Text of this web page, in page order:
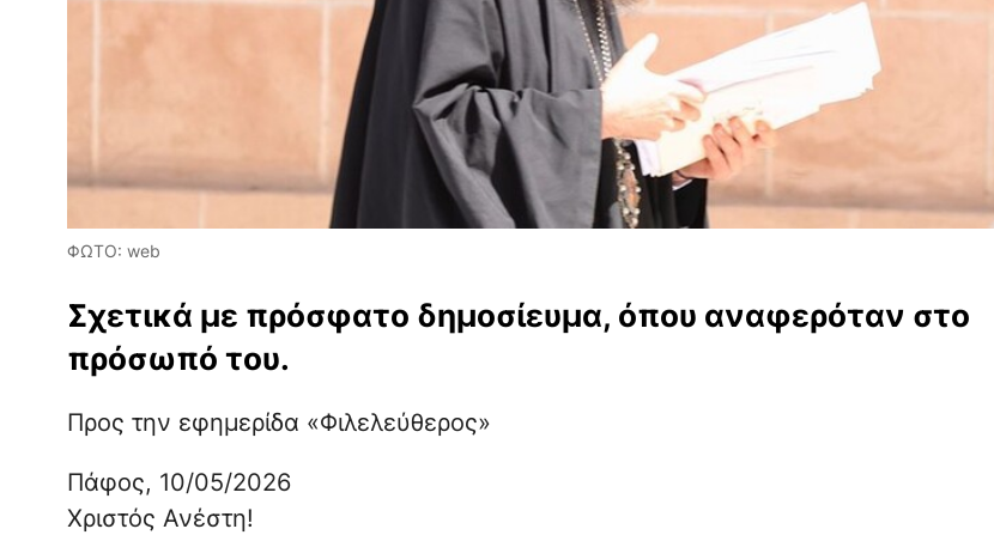
ΦΩΤΟ: web
Σχετικά με πρόσφατο δημοσίευμα, όπου αναφερόταν στο
πρόσωπό του.
Προς την εφημερίδα «Φιλελεύθερος»
Πάφος, 10/05/2026
Χριστός Ανέστη!